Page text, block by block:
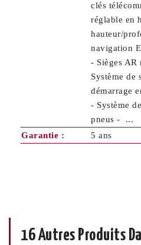
clés
réglable en
hauteur/
navigation
- Sièges AR
Système de
démarrage
- Système
pneus - ...
Garantie :
5 ans
16 Autres Produits